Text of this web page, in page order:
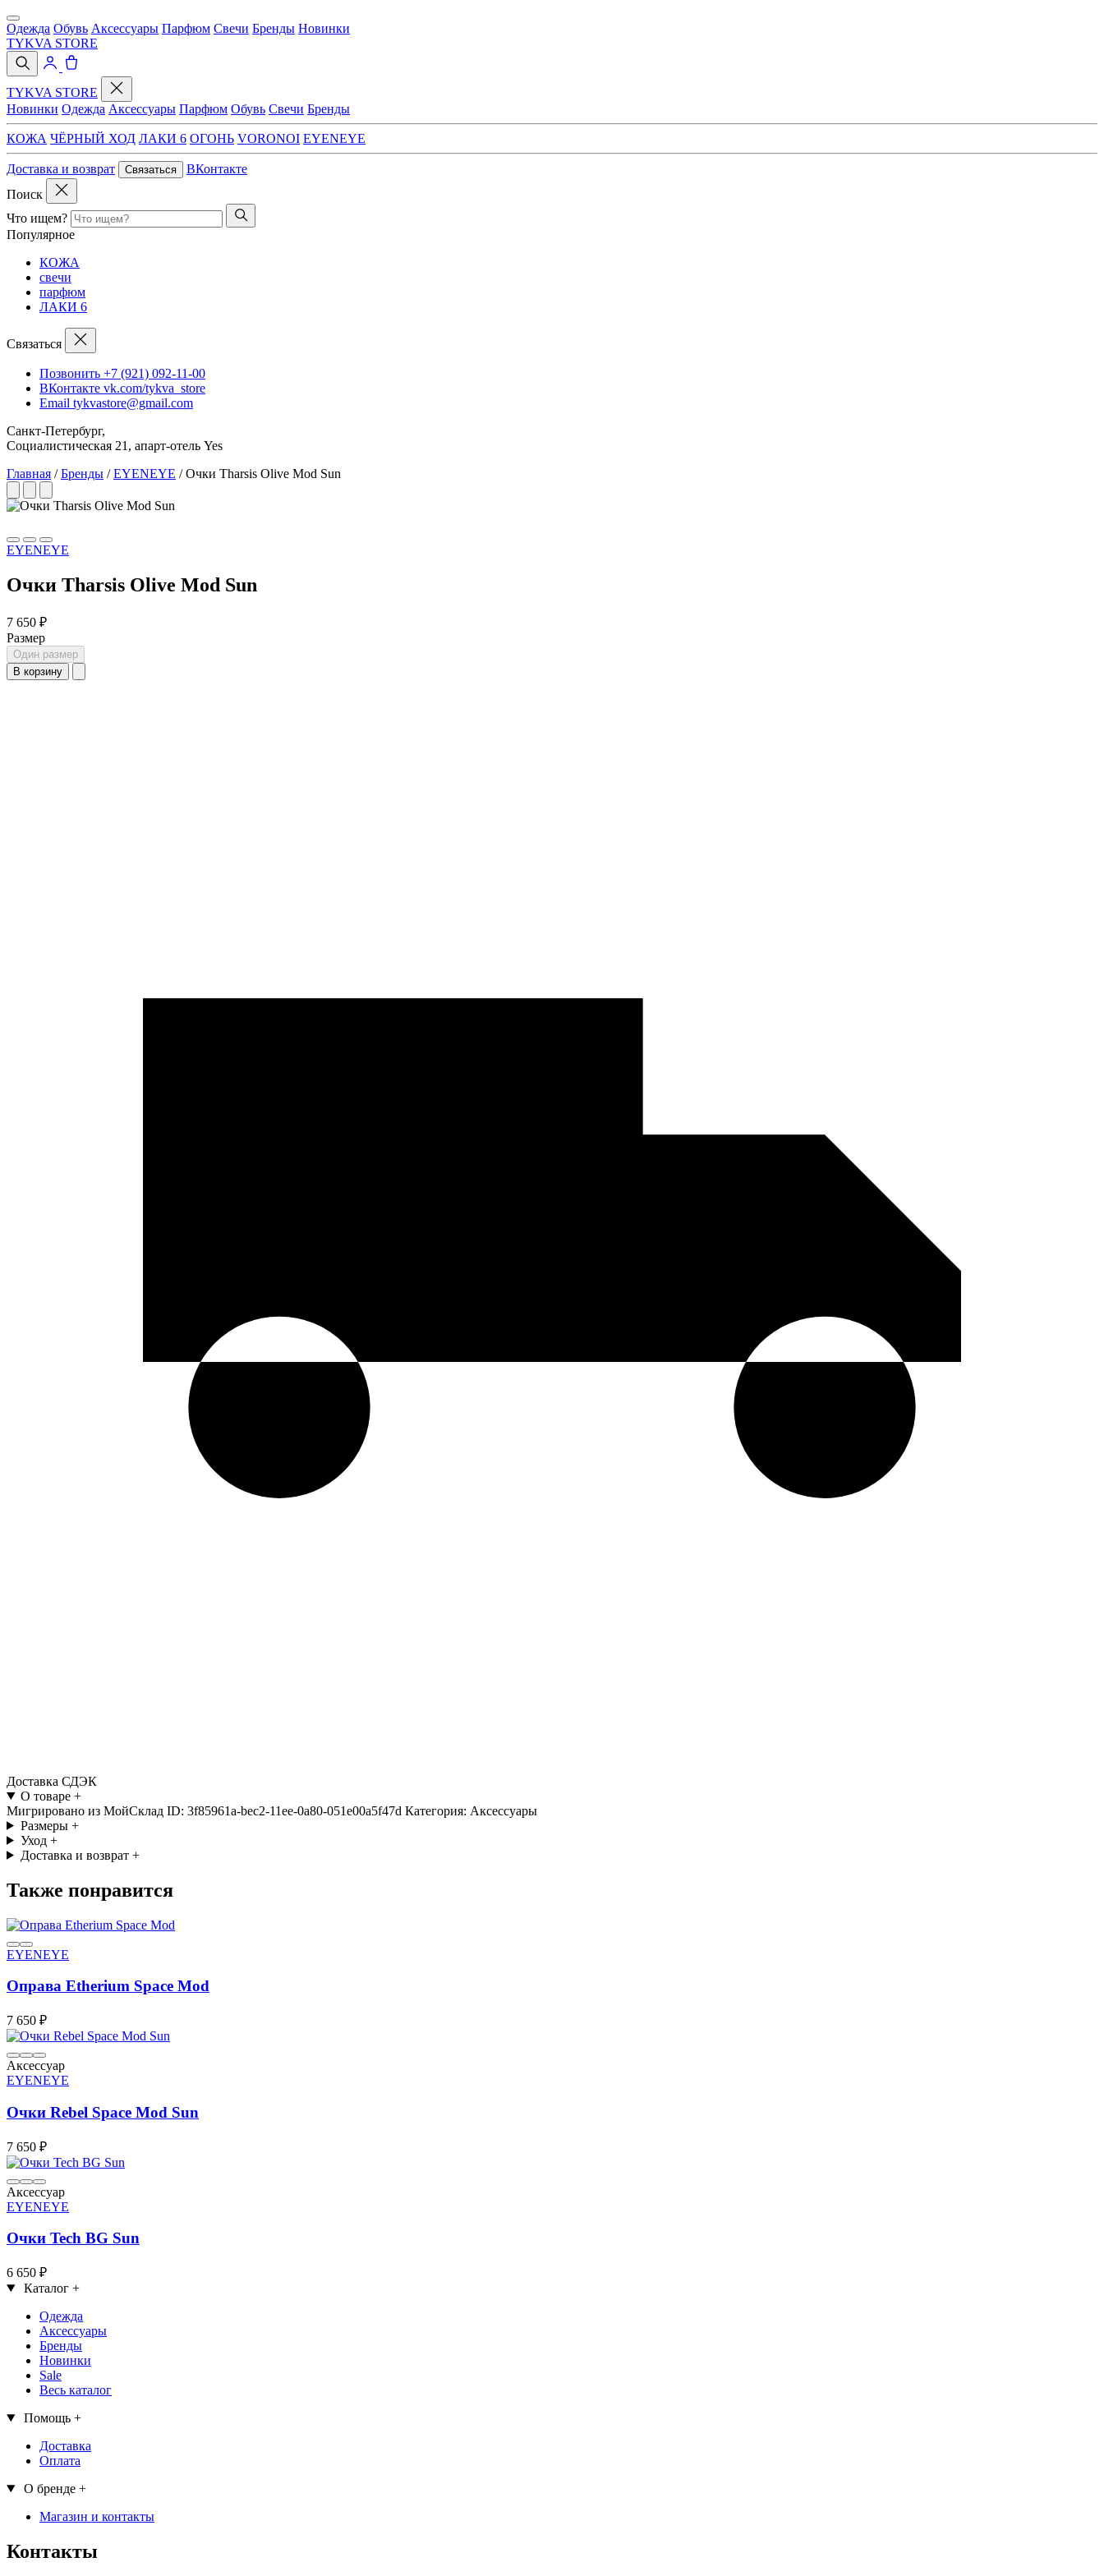
Одежда Обувь Аксессуары Парфюм Свечи Бренды Новинки
TYKVA STORE
TYKVA STORE
Новинки Одежда Аксессуары Парфюм Обувь Свечи Бренды
КОЖА ЧЁРНЫЙ ХОД ЛАКИ 6 ОГОНЬ VORONOI EYENEYE
Доставка и возврат Связаться
ВКонтакте
Поиск
Что ищем?
Популярное
КОЖА
свечи
парфюм
ЛАКИ 6
Связаться
Позвонить +7 (921) 092-11-00
ВКонтакте vk.com/tykva_store
Email tykvastore@gmail.com
Санкт-Петербург,
Социалистическая 21, апарт-отель Yes
Главная / Бренды / EYENEYE / Очки Tharsis Olive Mod Sun
EYENEYE
Очки Tharsis Olive Mod Sun
7 650 ₽
Размер
Один размер
В корзину
Доставка СДЭК
О товаре +
Мигрировано из МойСклад ID: 3f85961a-bec2-11ee-0a80-051e00a5f47d Категория: Аксессуары
Размеры +
Уход +
Доставка и возврат +
Также понравится
EYENEYE
Оправа Etherium Space Mod
7 650 ₽
Аксессуар
EYENEYE
Очки Rebel Space Mod Sun
7 650 ₽
Аксессуар
EYENEYE
Очки Tech BG Sun
6 650 ₽
Каталог +
Одежда
Аксессуары
Бренды
Новинки
Sale
Весь каталог
Помощь +
Доставка
Оплата
О бренде +
Магазин и контакты
Контакты